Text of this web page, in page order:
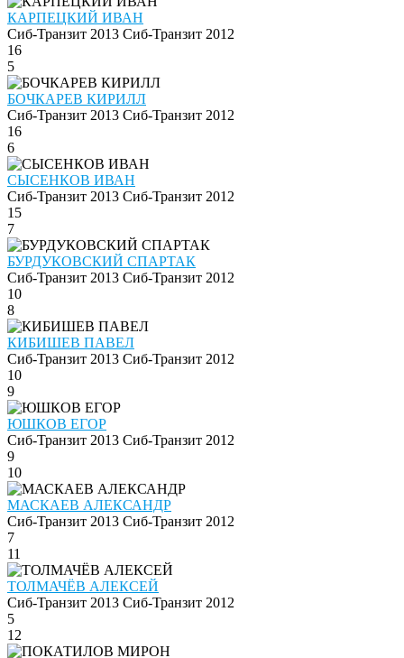
КАРПЕЦКИЙ ИВАН
Сиб-Транзит 2013 Сиб-Транзит 2012
16
5
БОЧКАРЕВ КИРИЛЛ
Сиб-Транзит 2013 Сиб-Транзит 2012
16
6
СЫСЕНКОВ ИВАН
Сиб-Транзит 2013 Сиб-Транзит 2012
15
7
БУРДУКОВСКИЙ СПАРТАК
Сиб-Транзит 2013 Сиб-Транзит 2012
10
8
КИБИШЕВ ПАВЕЛ
Сиб-Транзит 2013 Сиб-Транзит 2012
10
9
ЮШКОВ ЕГОР
Сиб-Транзит 2013 Сиб-Транзит 2012
9
10
МАСКАЕВ АЛЕКСАНДР
Сиб-Транзит 2013 Сиб-Транзит 2012
7
11
ТОЛМАЧЁВ АЛЕКСЕЙ
Сиб-Транзит 2013 Сиб-Транзит 2012
5
12